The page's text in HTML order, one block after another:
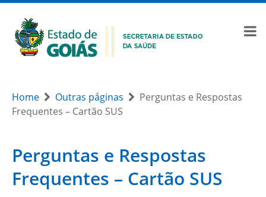
Home Outras páginas
Perguntas e Respostas
Frequentes – Cartão SUS
Perguntas e Respostas
Frequentes – Cartão SUS